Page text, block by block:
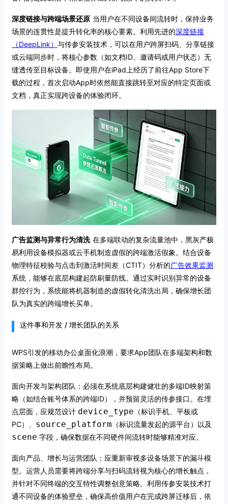
深度链接与跨端场景还原 当用户在不同设备间流转时，保持业务
场景的连贯性是提升转化率的核心要素。利用先进的深度链接
（DeepLink） 与传参安装技术，可以在用户跨屏扫码、分享链接
或云端同步时，将核心参数（如文档ID、邀请码或用户状态）无
缝透传至目标设备。即使用户在iPad上经历了前往App Store下
载的过程，首次启动App时依然能直接跳转至对应的特定页面或
文档，真正实现跨设备的体验闭环。
广告监测与异常行为清洗 在多端联动的复杂流量池中，黑灰产极
易利用设备模拟器或云手机制造虚假的跨端激活假象。结合设备
物理特征校验与点击到激活时间差（CTIT）分析的广告效果监测
系统，能够在底层构建起防刷量防线。通过实时识别异常的设备
群控行为，系统能将机器制造的虚假转化清洗出局，确保增长团
队为真实的跨端增长买单。
这件事和开发 / 增长团队的关系
WPS引发的移动办公桌面化浪潮，要求App团队在多端架构和数
据策略上做出前瞻性布局。
面向开发与架构团队：必须在系统底层构建健壮的多端ID映射策
略（如结合账号体系的跨端ID），并预留灵活的传参接口。在埋
点层面，应规范设计 device_type （标识手机、平板或
PC）、 source_platform （标识流量发起的源平台）以及
scene 字段，确保数据在不同硬件间流转时能够精准对应。
面向产品、增长与运营团队：应重新审视多设备场景下的漏斗模
型。运营人员需要将跨端分享与扫码流转视为核心的增长触点，
并针对不同终端的交互特性调整创意策略。利用传参安装技术打
通不同设备的体验壁垒，确保高价值用户在完成跨屏迁移后，依